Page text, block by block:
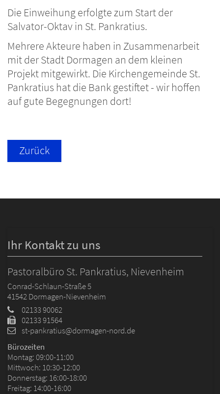
Die Einweihung erfolgte zum Start der
Salvator-Oktav in St. Pankratius.
Mehrere Akteure haben in Zusammenarbeit
mit der Stadt Dormagen an dem kleinen
Projekt mitgewirkt. Die Kirchengemeinde St.
Pankratius hat die Bank gestiftet - wir hoffen
auf gute Begegnungen dort!
Zurück
Ihr Kontakt zu uns
Pastoralbüro St. Pankratius, Nievenheim
Conrad-Schlaun-Straße 5
41542Dormagen-Nievenheim
02133 90062
02133 91564
st-pankratius@dormagen-nord.de
Bürozeiten
Montag: 09:00-11:00
Mittwoch: 10:30-12:00
Donnerstag: 16:00-18:00
Freitag: 14:00-16:00